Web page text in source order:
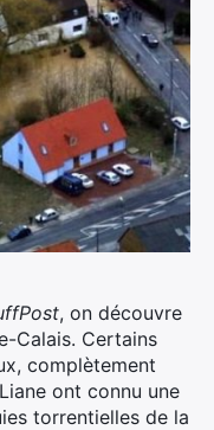
, on découvre
Calais. Certains
complètement
ont connu une
torrentielles de la